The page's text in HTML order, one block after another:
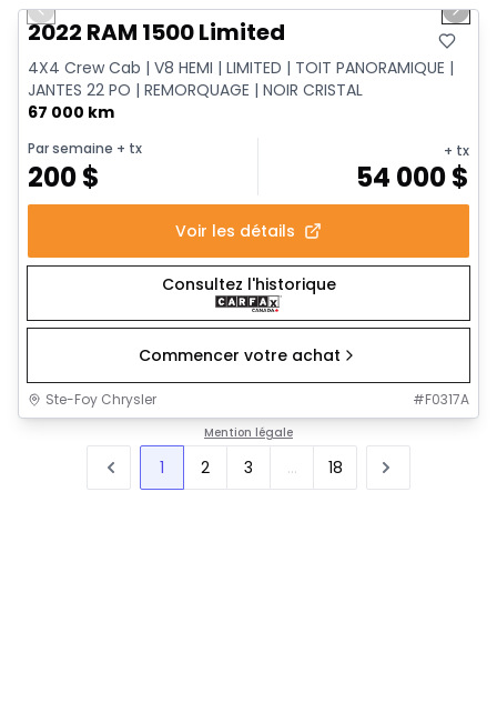
Previous slide Next
2022 RAM 1500 Limited
4X4 Crew Cab | V8 HEMI | LIMITED | TOIT PANORAMIQUE |
JANTES 22 PO | REMORQUAGE | NOIR CRISTAL
67 000 km
Par semaine + tx
200$
+ tx
54 000$
Voir les détails
Consultez l'historique
Commencer votre achat
Ste-Foy Chrysler #F0317A
Mention légale
1 2 3 ... 18